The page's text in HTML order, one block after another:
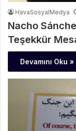
HavaSosyalMedya
Nacho
Teşekkür
Devamını Oku »